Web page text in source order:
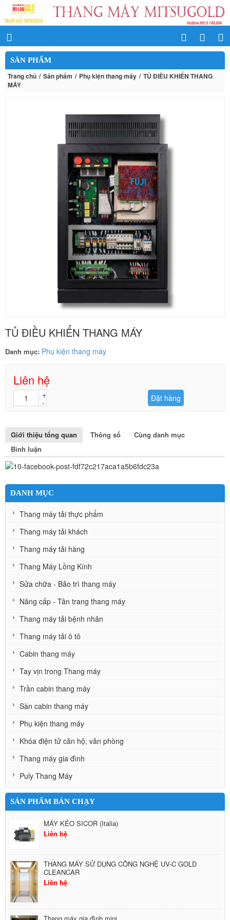
SẢN PHẨM
Trang chủ Sản phẩm Phụ kiện thang máy
TỦ ĐIỀU KHIỂN THANG
MÁY
TỦ ĐIỀU KHIỂN THANG MÁY
Danh mục: Phụ kiện thang máy
Liên hệ
Đặt hàng
Giới thiệu tổng quan Thông số
Cùng danh mục
Bình luận
DANH MỤC
Thang máy tải thực phẩm
Thang máy tải khách
Thang máy tải hàng
Thang Máy Lồng Kính
Sửa chữa - Bảo trì thang máy
Nâng cấp - Tân trang thang máy
Thang máy tải bệnh nhân
Thang máy tải ô tô
Cabin thang máy
Tay vịn trong Thang máy
Trần cabin thang máy
Sàn cabin thang máy
Phụ kiện thang máy
Khóa điện tử căn hộ, văn phòng
Thang máy gia đình
Puly Thang Máy
SẢN PHẨM BÁN CHẠY
MÁY KÉO SICOR (Italia)
Liên hệ
THANG MÁY SỬ DỤNG CÔNG NGHỆ UV-C GOLD
CLEANCAR
Liên hệ